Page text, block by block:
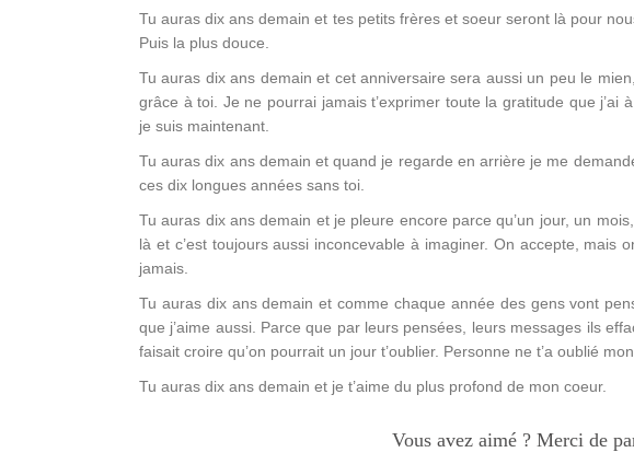
Tu auras dix ans demain et tes petits frères et soeur seront là pour
Puis la plus douce.
Tu auras dix ans demain et cet anniversaire sera aussi un peu le
grâce à toi. Je ne pourrai jamais t’exprimer toute la gratitude que j’ai
je suis maintenant.
Tu auras dix ans demain et quand je regarde en arrière je me
ces dix longues années sans toi.
Tu auras dix ans demain et je pleure encore parce qu’un jour, un
là et c’est toujours aussi inconcevable à imaginer. On accepte, mais
jamais.
Tu auras dix ans demain et comme chaque année des gens vont
que j’aime aussi. Parce que par leurs pensées, leurs messages ils
faisait croire qu’on pourrait un jour t’oublier. Personne ne t’a oublié
Tu auras dix ans demain et je t’aime du plus profond de mon coeur.
Vous avez aimé ? Merci de